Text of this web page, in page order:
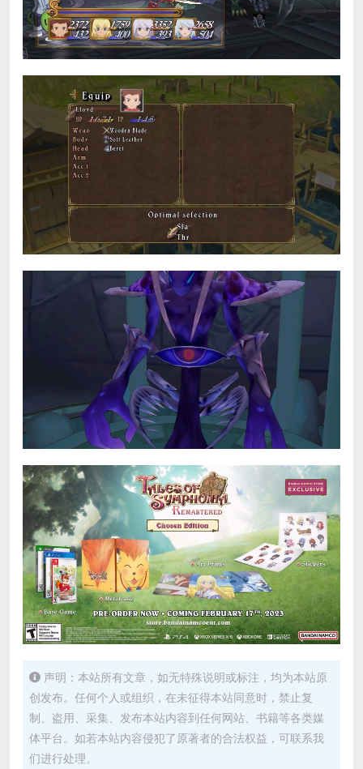
声明：本站所有文章，如无特殊说明或标注，均为本站原
创发布。任何个人或组织，在未征得本站同意时，禁止复
制、盗用、采集、发布本站内容到任何网站、书籍等各类媒
体平台。如若本站内容侵犯了原著者的合法权益，可联系我
们进行处理。